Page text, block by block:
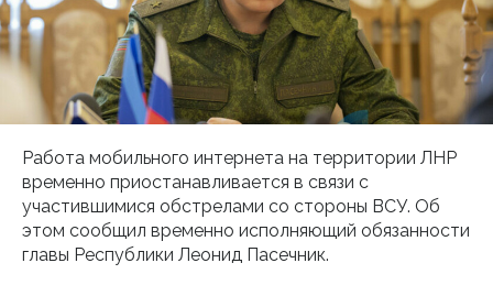
Работа мобильного интернета на территории ЛНР
временно приостанавливается в связи с
участившимися обстрелами со стороны ВСУ. Об
этом сообщил временно исполняющий обязанности
главы Республики Леонид Пасечник.